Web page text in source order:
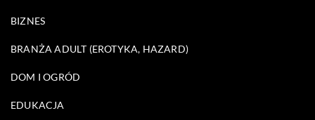
BIZNES
BRANŻA ADULT (EROTYKA, HAZARD)
DOM I OGRÓD
EDUKACJA